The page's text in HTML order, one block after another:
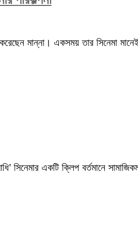
মান্না। একসময় তার সিনেমা
সিনেমার একটি ক্লিপ বর্তমানে